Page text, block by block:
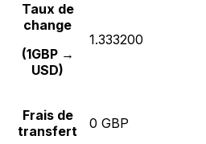
Taux de
change
(1GBP →
USD)
1.333200
Frais de
transfert
0 GBP